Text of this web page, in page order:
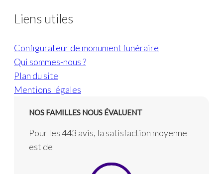
Liens utiles
Configurateur de monument funéraire
Qui sommes-nous ?
Plan du site
Mentions légales
NOS FAMILLES NOUS ÉVALUENT
Pour les 443 avis, la satisfaction moyenne
est de